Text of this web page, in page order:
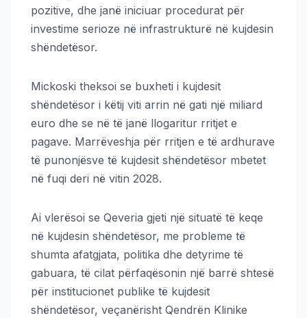
pozitive, dhe janë iniciuar procedurat për
investime serioze në infrastrukturë në kujdesin
shëndetësor.
Mickoski theksoi se buxheti i kujdesit
shëndetësor i këtij viti arrin në gati një miliard
euro dhe se në të janë llogaritur rritjet e
pagave. Marrëveshja për rritjen e të ardhurave
të punonjësve të kujdesit shëndetësor mbetet
në fuqi deri në vitin 2028.
Ai vlerësoi se Qeveria gjeti një situatë të keqe
në kujdesin shëndetësor, me probleme të
shumta afatgjata, politika dhe detyrime të
gabuara, të cilat përfaqësonin një barrë shtesë
për institucionet publike të kujdesit
shëndetësor, veçanërisht Qendrën Klinike